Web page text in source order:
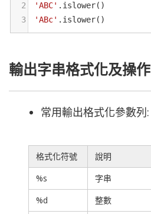
2
'ABC' . islower()
3
'ABc' . islower()
輸出字串格式化及操作
常用輸出格式化參數列:
格式化符號
說明
%s
字串
%d
整數